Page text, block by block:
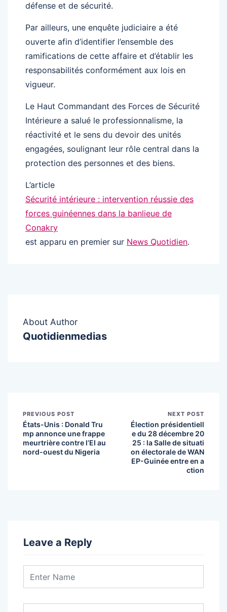
défense et de sécurité.
Par ailleurs, une enquête judiciaire a été
ouverte afin d’identifier l’ensemble des
ramifications de cette affaire et d’établir les
responsabilités conformément aux lois en
vigueur.
Le Haut Commandant des Forces de Sécurité
Intérieure a salué le professionnalisme, la
réactivité et le sens du devoir des unités
engagées, soulignant leur rôle central dans la
protection des personnes et des biens.
L’article
Sécurité intérieure : intervention réussie des
forces guinéennes dans la banlieue de
Conakry
est apparu en premier sur News Quotidien.
About Author
Quotidienmedias
PREVIOUS POST
États-Unis : Donald Tru
mp annonce une frappe
meurtrière contre l’EI au
nord-ouest du Nigeria
NEXT POST
Élection présidentiell
e du 28 décembre 20
25 : la Salle de situati
on électorale de WAN
EP-Guinée entre en a
ction
Leave a Reply